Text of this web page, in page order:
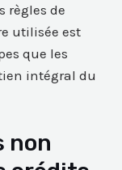
règles de
utilisée est
que les
intégral du
non